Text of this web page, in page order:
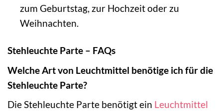
zum Geburtstag, zur Hochzeit oder zu
Weihnachten.
Stehleuchte Parte – FAQs
Welche Art von Leuchtmittel benötige ich für die
Stehleuchte Parte?
Die Stehleuchte Parte benötigt ein Leuchtmittel